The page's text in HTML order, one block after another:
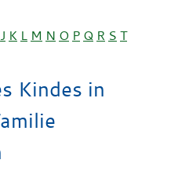
J K L M N O P Q R S T
Kindes in